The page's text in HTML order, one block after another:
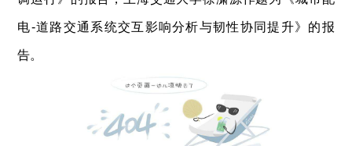
电-道路交通系统交互影响分析与韧性协同提升》的报
告。